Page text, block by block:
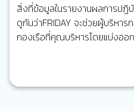
สิ่งที่ข้อมูลในรายงานผลการปฏิ
ดูกันว่าFRIDAY จะช่วยผู้บริหา
กองเรือที่คุณบริหารโดยแบ่งอ
กองเรือที่ถูกรายงานผลการปฏิ
ซ่อมบำรุงเรือถูกวางแผนไว้เป็
จะต้องทำต่าง ๆ ถูกทำเครื่องห
ถูกส่งตรงเวลา ทุกอย่างดูเป็นร